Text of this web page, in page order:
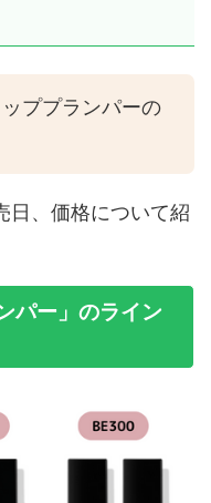
ププランパーの
日、価格について紹
パー」のライン